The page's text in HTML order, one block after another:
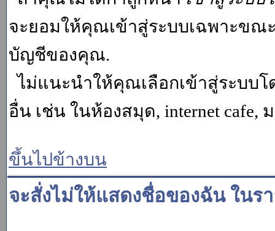
จะยอมให้คุณเข้าสู่ระบบเฉพาะขณ
บัญชีของคุณ.
ไม่แนะนำให้คุณเลือกเข้าสู่ระบบ
อื่น เช่น ในห้องสมุด, internet cafe,
ขึ้นไปข้างบน
จะสั่งไม่ให้แสดงชื่อของฉัน ในร